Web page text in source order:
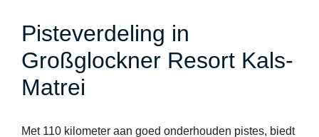
Pisteverdeling in
Großglockner Resort Kals-
Matrei
Met 110 kilometer aan goed onderhouden pistes, biedt